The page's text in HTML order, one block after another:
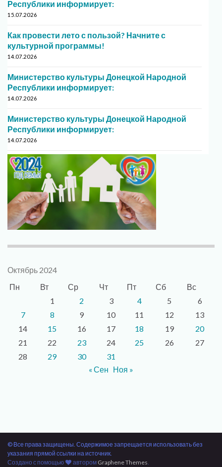
Республики информирует:
15.07.2026
Как провести лето с пользой? Начните с
культурной программы!
14.07.2026
Министерство культуры Донецкой Народной
Республики информирует:
14.07.2026
Министерство культуры Донецкой Народной
Республики информирует:
14.07.2026
Октябрь 2024
Пн
Вт Ср Чт Пт Сб
Вс
1
2 3 4 5
6
7
8 9 10 11 12
13
14
15 16 17 18 19
20
21
22 23 24 25 26
27
28
29 30
31
« Сен Ноя »
© Все права защищены. Содержимое запрещается использовать без
указания прямой ссылки на источник.
Создано с помощью
автором Graphene Themes.